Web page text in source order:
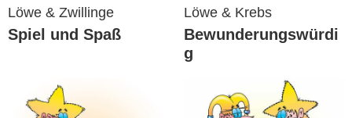
Löwe & Zwillinge
Spiel und Spaß
Löwe & Krebs
Bewunderungswürdi
g